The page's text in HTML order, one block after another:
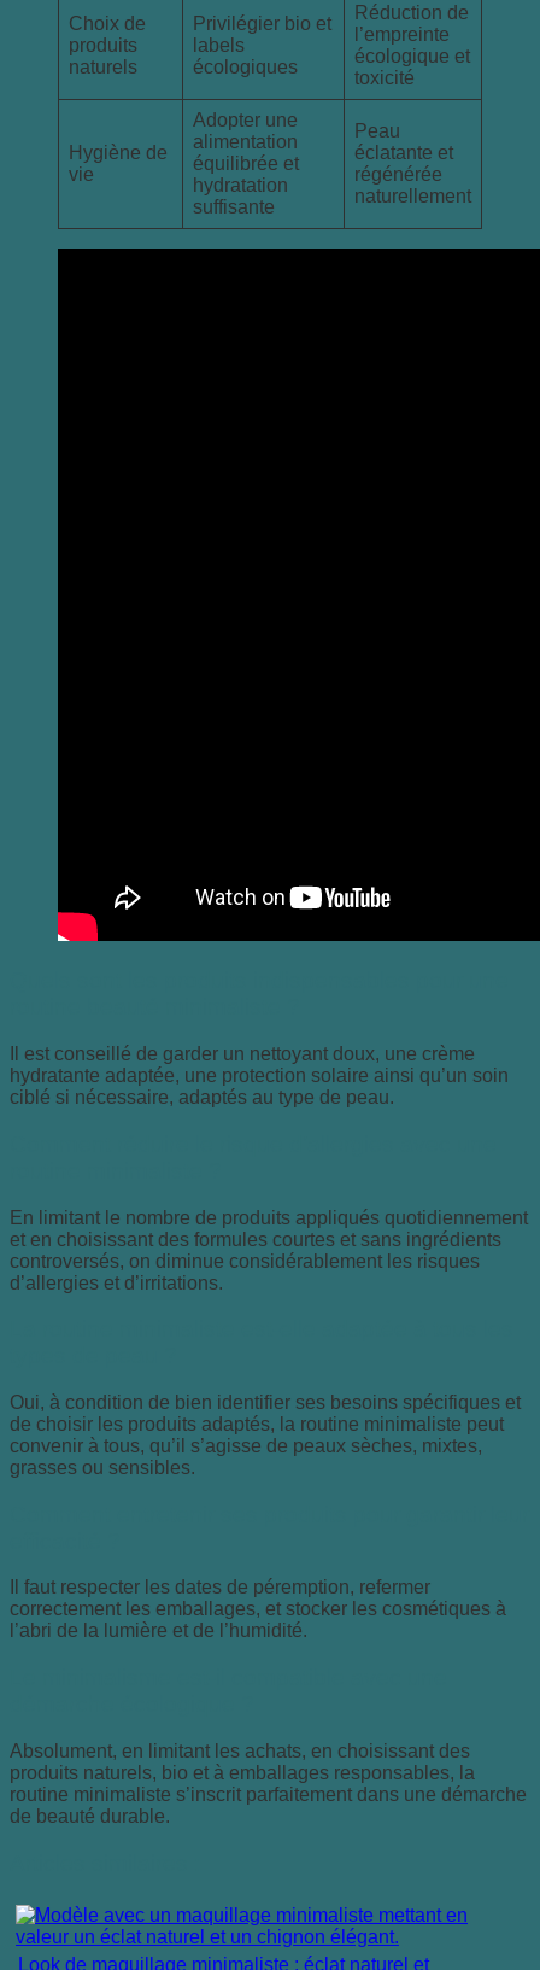
Choix de
produits
naturels
Privilégier bio et
labels
écologiques
Réduction de
l’empreinte
écologique et
toxicité
Hygiène de
vie
Adopter une
alimentation
équilibrée et
hydratation
suffisante
Peau
éclatante et
régénérée
naturellement
Il est conseillé de garder un nettoyant doux, une crème
hydratante adaptée, une protection solaire ainsi qu’un soin
ciblé si nécessaire, adaptés au type de peau.
En limitant le nombre de produits appliqués quotidiennement
et en choisissant des formules courtes et sans ingrédients
controversés, on diminue considérablement les risques
d’allergies et d’irritations.
Oui, à condition de bien identifier ses besoins spécifiques et
de choisir les produits adaptés, la routine minimaliste peut
convenir à tous, qu’il s’agisse de peaux sèches, mixtes,
grasses ou sensibles.
Il faut respecter les dates de péremption, refermer
correctement les emballages, et stocker les cosmétiques à
l’abri de la lumière et de l’humidité.
Absolument, en limitant les achats, en choisissant des
produits naturels, bio et à emballages responsables, la
routine minimaliste s’inscrit parfaitement dans une démarche
de beauté durable.
Look de maquillage minimaliste : éclat naturel et